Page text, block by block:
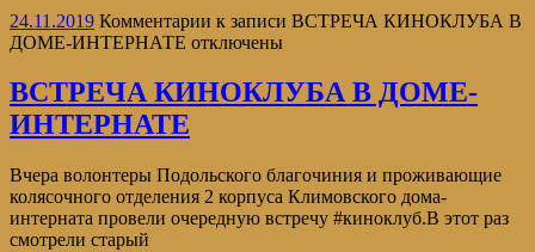
24.11.2019 Комментарии к записи ВСТРЕЧА КИНОКЛУБА В
ДОМЕ-ИНТЕРНАТЕ отключены
ВСТРЕЧА КИНОКЛУБА В ДОМЕ-
ИНТЕРНАТЕ
Вчера волонтеры Подольского благочиния и проживающие
колясочного отделения 2 корпуса Климовского дома-
интерната провели очередную встречу #киноклуб.В этот раз
смотрели старый